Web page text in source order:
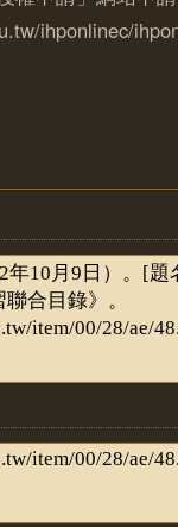
ihponlinec/